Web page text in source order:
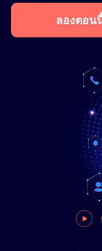
บล็อก
ลองตอน